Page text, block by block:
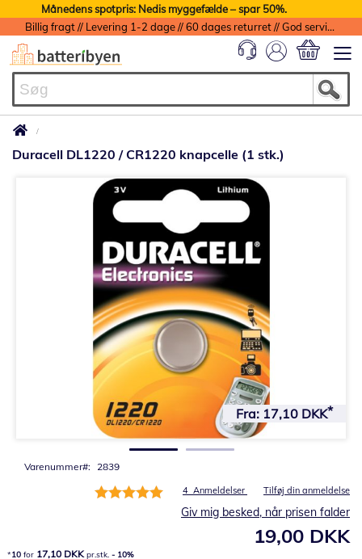
Månedens spotpris: Nedis myggefælde – spar 50%.
Billig fragt // Levering 1-2 dage // 60 dages returret // God service med garanti
Duracell DL1220 / CR1220 knapcelle (1 stk.)
Varenummer 2839
Bedømmelse:
4 Anmeldelser Tilføj din anmeldelse
19,00 DKK
Giv mig besked, når prisen falder
10 for 17,10 DKK pr.stk.- 10%
Fra: 17,10 DKK